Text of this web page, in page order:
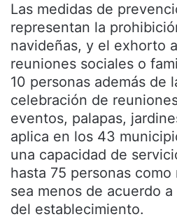
Las medidas de
representan la
navideñas, y el exhorto
reuniones sociales o
10 personas además de
celebración de
eventos, palapas,
aplica en los 43
una capacidad de
hasta 75 personas
sea menos de acuerdo
del establecimiento.